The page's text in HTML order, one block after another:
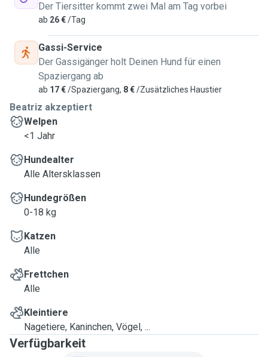
Der Tiersitter kommt zwei Mal am Tag vorbei
ab 26 €/Tag
Gassi-Service
Der Gassigänger holt Deinen Hund für einen
Spaziergang ab
ab 17 €/Spaziergang, 8 €/Zusätzliches Haustier
Beatriz akzeptiert
Welpen
<1 Jahr
Hundealter
Alle Altersklassen
Hundegrößen
0-18 kg
Katzen
Alle
Frettchen
Alle
Kleintiere
Nagetiere, Kaninchen, Vögel, ...
Verfügbarkeit